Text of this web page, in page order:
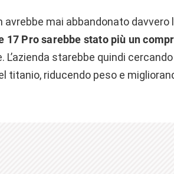
mai abbandonato davvero
17 Pro sarebbe stato più un
starebbe quindi
titanio, riducendo peso e